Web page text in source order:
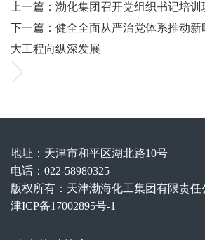
上一篇：渤化集团召开党组织书记培训
下一篇：健全全面从严治党体系推动
大工程向纵深发展
地址：天津市和平区湖北路10号
电话：022-58980325
版权所有：天津渤海化工集团有限责任
津ICP备17002895号-1